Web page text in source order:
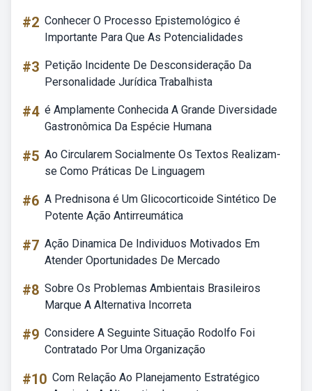
#2 Conhecer O Processo Epistemológico é
Importante Para Que As Potencialidades
#3 Petição Incidente De Desconsideração Da
Personalidade Jurídica Trabalhista
#4 é Amplamente Conhecida A Grande Diversidade
Gastronômica Da Espécie Humana
#5 Ao Circularem Socialmente Os Textos Realizam-
se Como Práticas De Linguagem
#6 A Prednisona é Um Glicocorticoide Sintético De
Potente Ação Antirreumática
#7 Ação Dinamica De Individuos Motivados Em
Atender Oportunidades De Mercado
#8 Sobre Os Problemas Ambientais Brasileiros
Marque A Alternativa Incorreta
#9 Considere A Seguinte Situação Rodolfo Foi
Contratado Por Uma Organização
#10 Com Relação Ao Planejamento Estratégico